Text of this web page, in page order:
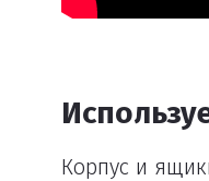
Корпус и
Удалить